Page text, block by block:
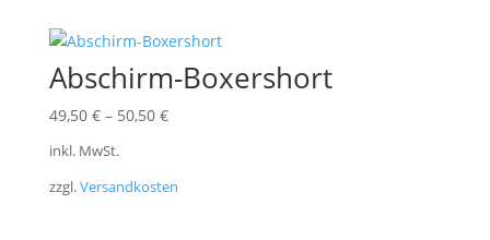
Abschirm-Boxershort
49,50 €– 50,50 €
inkl. MwSt.
zzgl.Versandkosten